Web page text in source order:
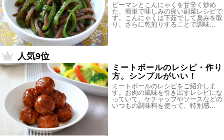
ピーマンとこんにゃくを甘辛く炒め
た、簡単で味しみの良い副菜レシピで
す。こんにゃくは下茹でして臭みを取
り、さらに乾煎りすることで調味…
人気9位
ミートボールのレシピ・作り
方。シンプルがいい！
ミートボールのレシピをご紹介しま
す。お肉の風味を引き出すレシピにな
っていて、ケチャップやソースなどの
いつもの調味料を使って、特別感…